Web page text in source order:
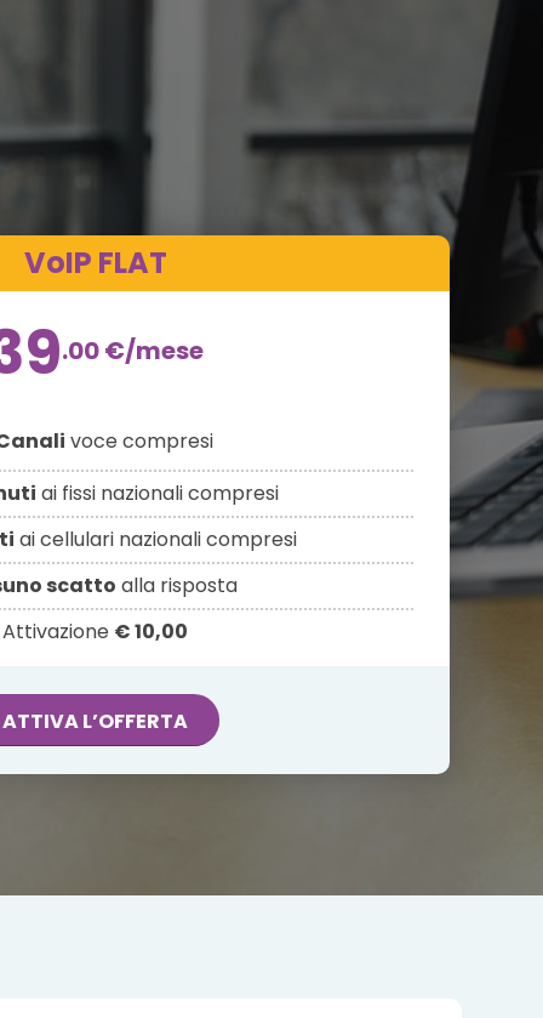
VoIP FLAT
.00€/mese
voce compresi
ai fissi nazionali compresi
ai cellulari nazionali compresi
scatto alla risposta
Attivazione € 10,00
ATTIVA L’OFFERTA